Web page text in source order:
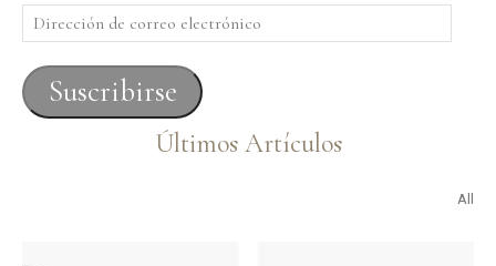
Dirección
de
correo
electrónico
Suscribirse
Últimos Artículos
All